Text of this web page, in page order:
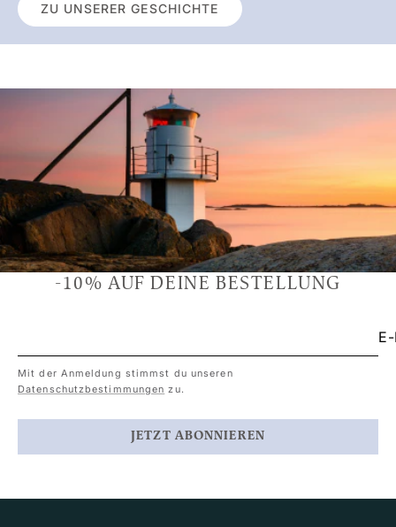
ZU UNSERER GESCHICHTE
-10% AUF DEINE BESTELLUNG
Mit der Anmeldung stimmst du unseren
Datenschutzbestimmungen zu.
JETZT ABONNIEREN